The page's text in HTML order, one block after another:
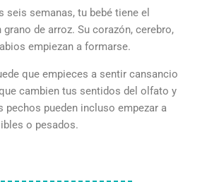
seis semanas, tu bebé tiene el
grano de arroz. Su corazón, cerebro,
empiezan a formarse.
que empieces a sentir cansancio
cambien tus sentidos del olfato y
pechos pueden incluso empezar a
o pesados.